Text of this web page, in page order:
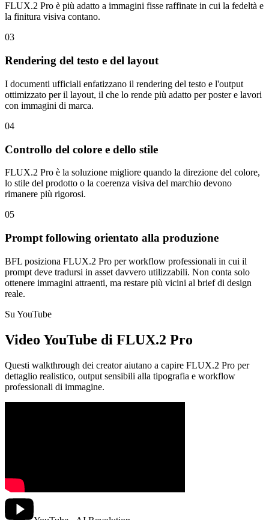
FLUX.2 Pro è più adatto a immagini fisse raffinate in cui la fedeltà e
la finitura visiva contano.
03
Rendering del testo e del layout
I documenti ufficiali enfatizzano il rendering del testo e l'output
ottimizzato per il layout, il che lo rende più adatto per poster e lavori
con immagini di marca.
04
Controllo del colore e dello stile
FLUX.2 Pro è la soluzione migliore quando la direzione del colore,
lo stile del prodotto o la coerenza visiva del marchio devono
rimanere più rigorosi.
05
Prompt following orientato alla produzione
BFL posiziona FLUX.2 Pro per workflow professionali in cui il
prompt deve tradursi in asset davvero utilizzabili. Non conta solo
ottenere immagini attraenti, ma restare più vicini al brief di design
reale.
Su YouTube
Video YouTube di FLUX.2 Pro
Questi walkthrough dei creator aiutano a capire FLUX.2 Pro per
dettaglio realistico, output sensibili alla tipografia e workflow
professionali di immagine.